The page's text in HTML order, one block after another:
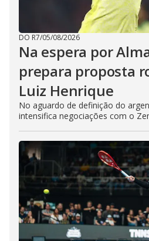
DO R7/05/08/2026
Na espera por
prepara proposta
Luiz Henrique
No aguardo de definição do
intensifica negociações com o